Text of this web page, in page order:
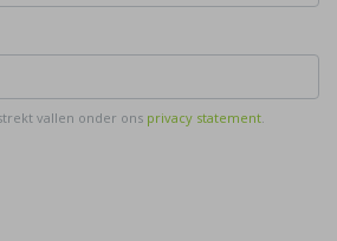
vallen onder ons privacy statement.